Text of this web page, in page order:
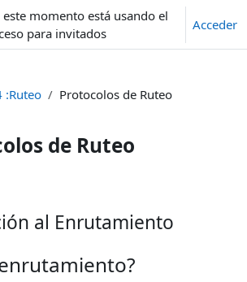
este momento está usando el
para invitados
Acceder
:Ruteo Protocolos de Ruteo
de Ruteo
al Enrutamiento